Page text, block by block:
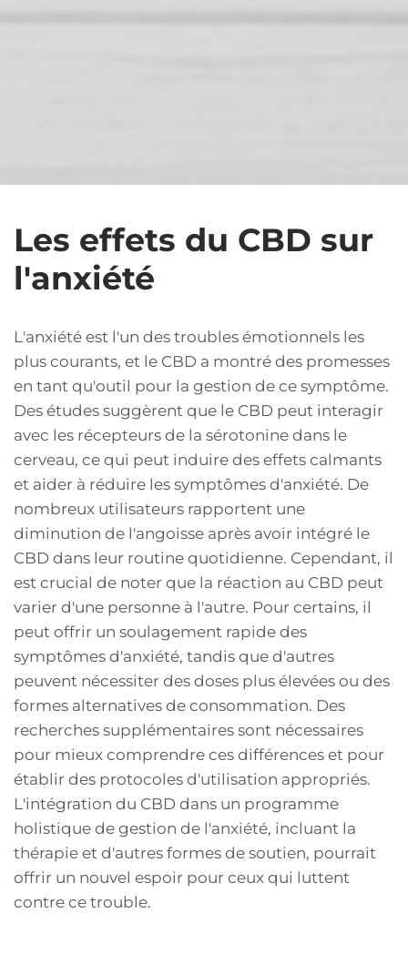
Les effets du CBD sur
l'anxiété
L'anxiété est l'un des troubles émotionnels les
plus courants, et le CBD a montré des promesses
en tant qu'outil pour la gestion de ce symptôme.
Des études suggèrent que le CBD peut interagir
avec les récepteurs de la sérotonine dans le
cerveau, ce qui peut induire des effets calmants
et aider à réduire les symptômes d'anxiété. De
nombreux utilisateurs rapportent une
diminution de l'angoisse après avoir intégré le
CBD dans leur routine quotidienne. Cependant, il
est crucial de noter que la réaction au CBD peut
varier d'une personne à l'autre. Pour certains, il
peut offrir un soulagement rapide des
symptômes d'anxiété, tandis que d'autres
peuvent nécessiter des doses plus élevées ou des
formes alternatives de consommation. Des
recherches supplémentaires sont nécessaires
pour mieux comprendre ces différences et pour
établir des protocoles d'utilisation appropriés.
L'intégration du CBD dans un programme
holistique de gestion de l'anxiété, incluant la
thérapie et d'autres formes de soutien, pourrait
offrir un nouvel espoir pour ceux qui luttent
contre ce trouble.